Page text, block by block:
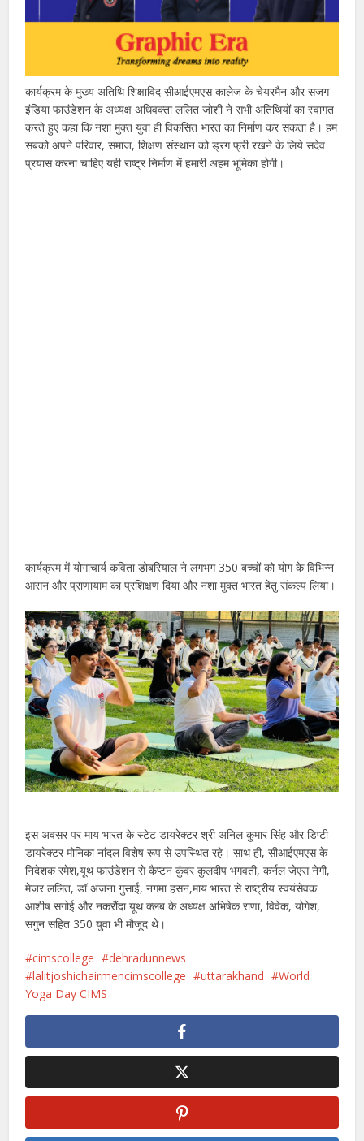
कार्यक्रम के मुख्य अतिथि शिक्षाविद सीआईएमएस कालेज के चेयरमैन और सजग
इंडिया फाउंडेशन के अध्यक्ष अधिवक्ता ललित जोशी ने सभी अतिथियों का स्वागत
करते हुए कहा कि नशा मुक्त युवा ही विकसित भारत का निर्माण कर सकता है। हम
सबको अपने परिवार, समाज, शिक्षण संस्थान को ड्रग फ्री रखने के लिये सदेव
प्रयास करना चाहिए यही राष्ट्र निर्माण में हमारी अहम भूमिका होगी।
कार्यक्रम में योगाचार्य कविता डोबरियाल ने लगभग 350 बच्चों को योग के विभिन्न
आसन और प्राणायाम का प्रशिक्षण दिया और नशा मुक्त भारत हेतु संकल्प लिया।
इस अवसर पर माय भारत के स्टेट डायरेक्टर श्री अनिल कुमार सिंह और डिप्टी
डायरेक्टर मोनिका नांदल विशेष रूप से उपस्थित रहे। साथ ही, सीआईएमएस के
निदेशक रमेश,यूथ फाउंडेशन से कैप्टन कुंवर कुलदीप भगवती, कर्नल जेएस नेगी,
मेजर ललित, डॉ अंजना गुसाई, नगमा हसन,माय भारत से राष्ट्रीय स्वयंसेवक
आशीष सगोई और नकरौंदा यूथ क्लब के अध्यक्ष अभिषेक राणा, विवेक, योगेश,
सगुन सहित 350 युवा भी मौजूद थे।
cimscollege
dehradunnews
lalitjoshichairmencimscollege
uttarakhand
World
Yoga Day CIMS